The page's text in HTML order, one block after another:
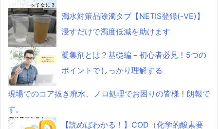
濁水対策品除濁タブ【NETIS登録(-VE)】
浸すだけで濁度低減を助けます
凝集剤とは？基礎編－初心者必見！5つの
ポイントでしっかり理解する
現場でのコア抜き廃水、ノロ処理でお困りの皆様！朗報で
す。
【読めばわかる！】COD（化学的酸素要